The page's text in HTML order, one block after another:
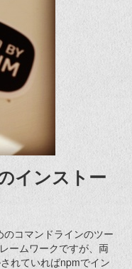
インストー
コマンドラインのツー
ームワークですが、両
れていればnpmでイン